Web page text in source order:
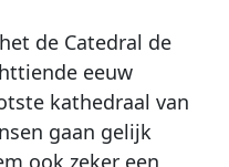
de Catedral de
eeuw
kathedraal van
gaan gelijk
ook zeker een